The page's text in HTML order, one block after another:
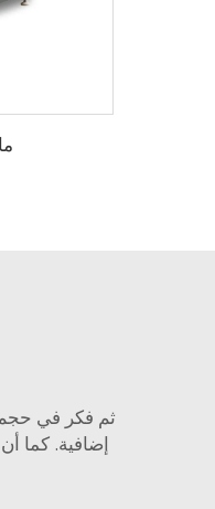
ثم فكر في حجم
إضافية. كما